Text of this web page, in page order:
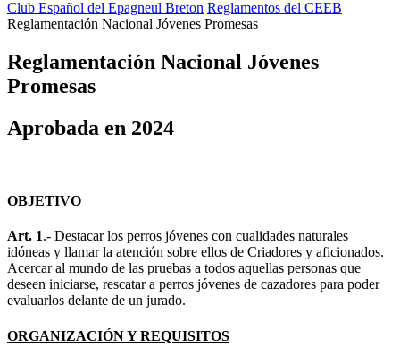
Club Español del Epagneul Breton Reglamentos del CEEB
Reglamentación Nacional Jóvenes Promesas
Reglamentación Nacional Jóvenes
Promesas
Aprobada en 2024
OBJETIVO
Art. 1.- Destacar los perros jóvenes con cualidades naturales
idóneas y llamar la atención sobre ellos de Criadores y aficionados.
Acercar al mundo de las pruebas a todos aquellas personas que
deseen iniciarse, rescatar a perros jóvenes de cazadores para poder
evaluarlos delante de un jurado.
ORGANIZACIÓN Y REQUISITOS